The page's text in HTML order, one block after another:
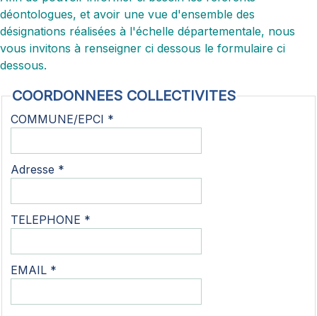
déontologues, et avoir une vue d'ensemble des
désignations réalisées à l'échelle départementale, nous
vous invitons à renseigner ci dessous le formulaire ci
dessous.
COORDONNEES COLLECTIVITES
COMMUNE/EPCI *
Adresse *
TELEPHONE *
EMAIL *